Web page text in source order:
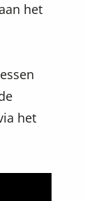
het
het